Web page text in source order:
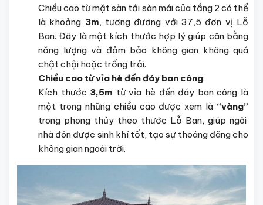
Chiều cao từ mặt sàn tới sàn mái của tầng 2 có thể
là khoảng 3m, tương đương với 37,5 đơn vị Lỗ
Ban. Đây là một kích thước hợp lý giúp cân bằng
năng lượng và đảm bảo không gian không quá
chật chội hoặc trống trải.
Chiều cao từ vỉa hè đến đáy ban công:
Kích thước 3,5m từ vỉa hè đến đáy ban công là
một trong những chiều cao được xem là “vàng”
trong phong thủy theo thước Lỗ Ban, giúp ngôi
nhà đón được sinh khí tốt, tạo sự thoáng đãng cho
không gian ngoài trời.